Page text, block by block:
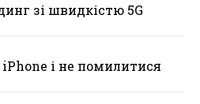
зі швидкістю 5G
і не помилитися